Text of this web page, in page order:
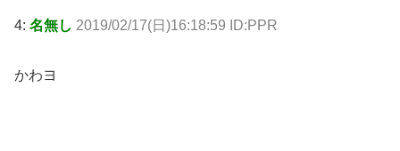
4: 名無し 2019/02/17(日)16:18:59 ID:PPR
かわヨ